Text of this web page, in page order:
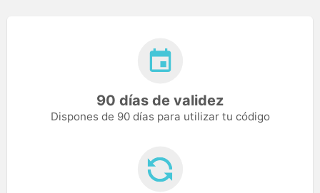
90 días de validez
Dispones de 90 días para utilizar tu código